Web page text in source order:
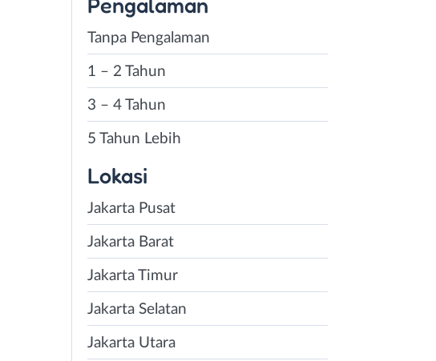
Tanpa Pengalaman
1 – 2 Tahun
3 – 4 Tahun
5 Tahun Lebih
Lokasi
Jakarta Pusat
Jakarta Barat
Jakarta Timur
Jakarta Selatan
Jakarta Utara